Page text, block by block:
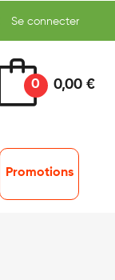
Se connecter
0 0,00 €
Promotions